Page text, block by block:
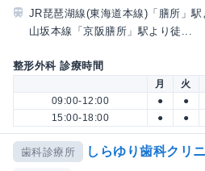
JR琵琶湖線(東海道本線)「膳所」
山坂本線「京阪膳所」駅より徒...
整形外科 診療時間
月 火
09:00-12:00
● ●
15:00-18:00
● ●
歯科診療所 しらゆり歯科クリ